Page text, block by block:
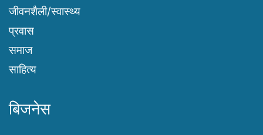
जीवनशैली/स्वास्थ्य
प्रवास
समाज
साहित्य
बिजनेस